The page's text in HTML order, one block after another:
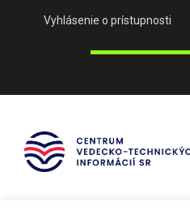
Vyhlásenie o prístupnosti